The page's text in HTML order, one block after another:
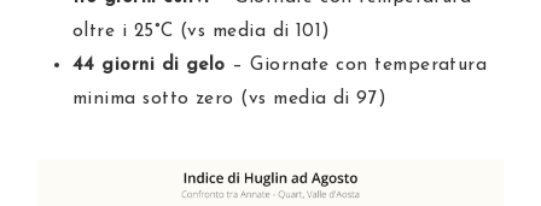
oltre i 25°C (vs media di 101)
44 giorni di gelo – Giornate con temperatura
minima sotto zero (vs media di 97)